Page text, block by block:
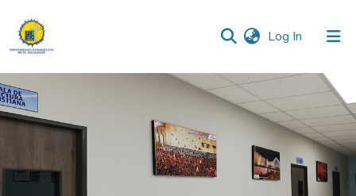
Log In (current)
Communities & Collections
All of DSpace